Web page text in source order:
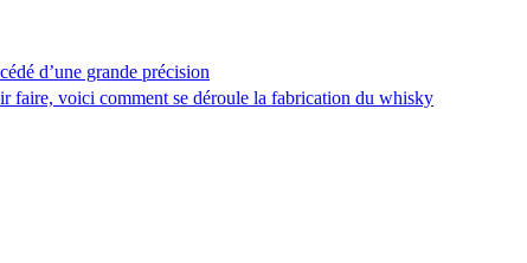
d’une grande précision
faire, voici comment se déroule la fabrication du whisky